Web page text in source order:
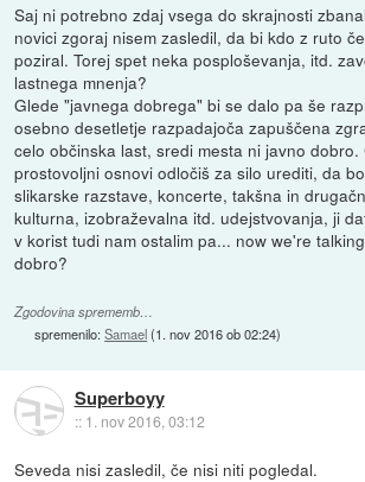
Saj ni potrebno zdaj vsega do skrajnosti
novici zgoraj nisem zasledil, da bi kdo z ruto
poziral. Torej spet neka posploševanja, itd.
lastnega mnenja?
Glede "javnega dobrega" bi se dalo pa še
osebno desetletje razpadajoča zapuščena
celo občinska last, sredi mesta ni javno dobro.
prostovoljni osnovi odločiš za silo urediti, da
slikarske razstave, koncerte, takšna in
kulturna, izobraževalna itd. udejstvovanja, ji
v korist tudi nam ostalim pa... now we're
dobro?
Zgodovina sprememb…
spremenilo:Samael(1. nov 2016 ob 02:24)
Superboyy
:: 1. nov 2016, 03:12
Seveda nisi zasledil, če nisi niti pogledal.